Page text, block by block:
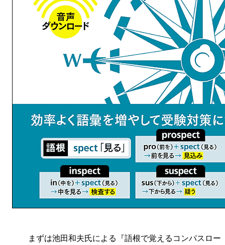
まずは池田和夫氏による『語根で覚えるコンパスロー